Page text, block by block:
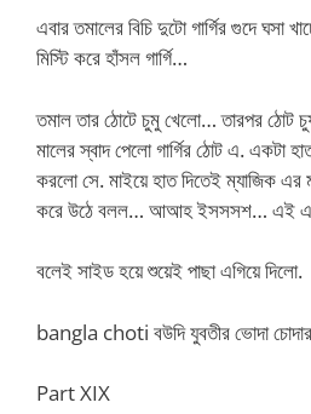
এবার তমালের বিচি দুটো গার্গির গুদে ঘসা
মিস্টি করে হাঁসল গার্গি…
তমাল তার ঠোটে চুমু খেলো… তারপর ঠোট
মালের স্বাদ পেলো গার্গির ঠোট এ. একটা
করলো সে. মাইয়ে হাত দিতেই ম্যাজিক এর
করে উঠে বলল… আআহ ইসসসশ… এই
বলেই সাইড হয়ে শুয়েই পাছা এগিয়ে দিলো.
bangla choti বউদি যুবতীর ভোদা
Part XIX